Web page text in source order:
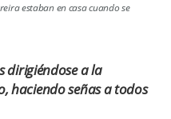
estaban en casa cuando se
dirigiéndose a la
haciendo señas a todos